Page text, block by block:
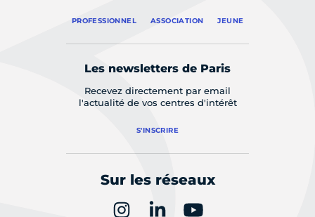
PROFESSIONNEL ASSOCIATION JEUNE
Les newsletters de Paris
Recevez directement par email
l'actualité de vos centres d'intérêt
S'INSCRIRE
Sur les réseaux